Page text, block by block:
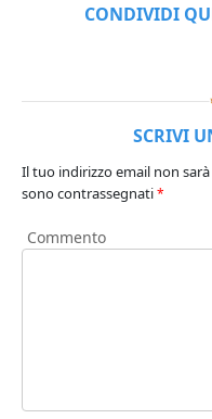
CONDIVIDI
SCRIVI
Il tuo indirizzo email non
sono contrassegnati*
Commento